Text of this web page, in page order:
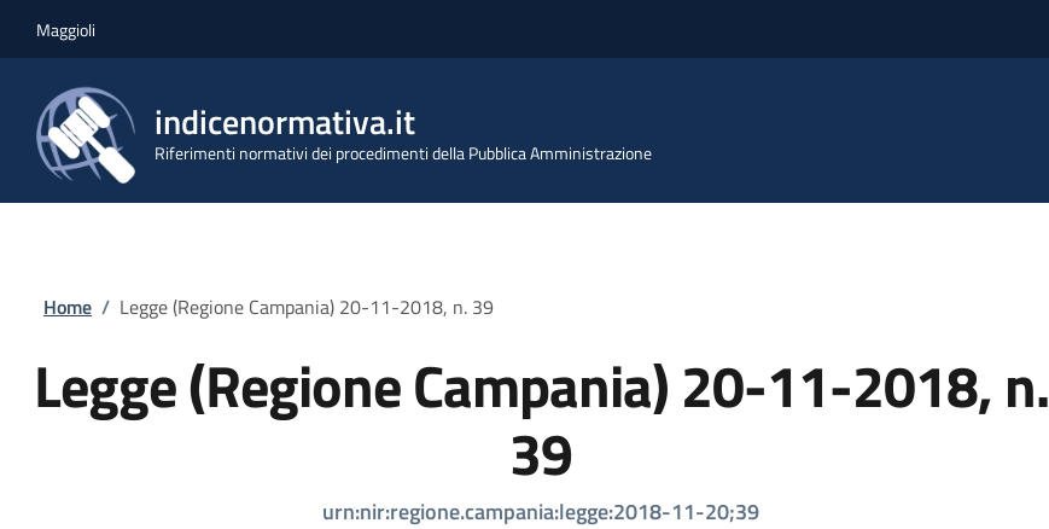
Maggioli
indicenormativa.it
Riferimenti normativi dei procedimenti della Pubblica Amministrazione
Briciole di pane
Home / Legge (Regione Campania) 20-11-2018, n. 39
Legge (Regione Campania) 20-11-2018, n.
39
urn:nir:regione.campania:legge:2018-11-20;39